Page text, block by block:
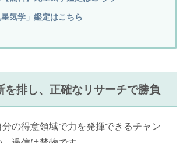
気学」鑑定はこちら
を排し、正確なリサーチで勝負
の得意領域で力を発揮できるチャン